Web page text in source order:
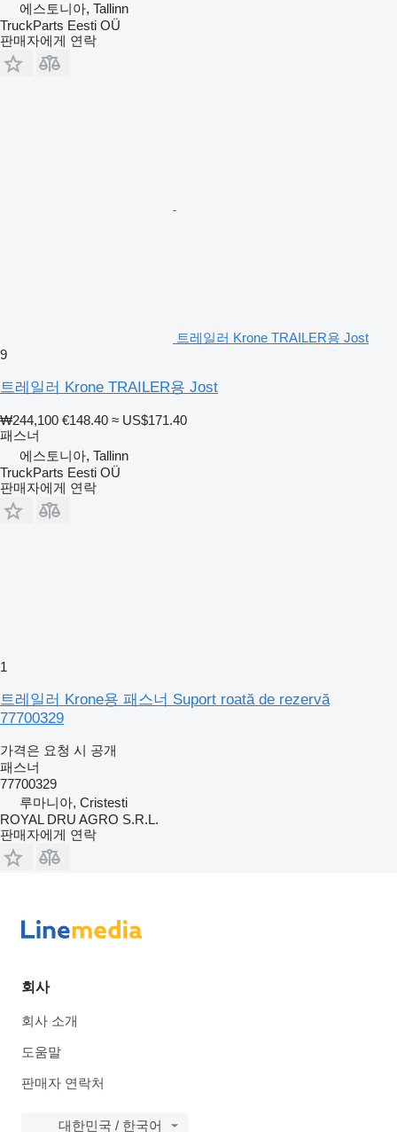
에스토니아, Tallinn
TruckParts Eesti OÜ
판매자에게 연락
트레일러 Krone TRAILER용 Jost
9
트레일러 Krone TRAILER용 Jost
₩244,100 €148.40 ≈ US$171.40
패스너
에스토니아, Tallinn
TruckParts Eesti OÜ
판매자에게 연락
1
트레일러 Krone용 패스너 Suport roată de rezervă
77700329
가격은 요청 시 공개
패스너
77700329
루마니아, Cristesti
ROYAL DRU AGRO S.R.L.
판매자에게 연락
회사
회사 소개
도움말
판매자 연락처
대한민국 / 한국어